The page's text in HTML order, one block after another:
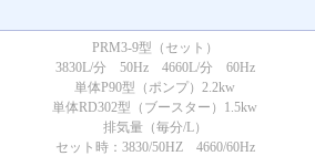
PRM3-9型（セット）
3830L/分 50Hz 4660L/分 60Hz
単体P90型（ポンプ）2.2kw
単体RD302型（ブースター）1.5kw
排気量（毎分/L）
セット時：3830/50HZ 4660/60Hz